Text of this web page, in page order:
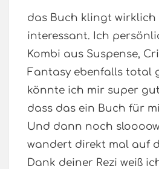
das Buch klingt
interessant. Ich
Kombi aus Suspense,
Fantasy ebenfalls total
könnte ich mir super
dass das ein Buch für
Und dann noch
wandert direkt mal auf
Dank deiner Rezi weiß